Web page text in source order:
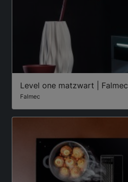
Level one matzwart | Falmec
Falmec